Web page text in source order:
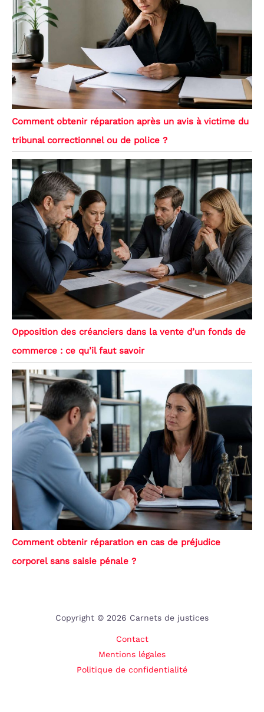
Comment obtenir réparation après un avis à victime du
tribunal correctionnel ou de police ?
Opposition des créanciers dans la vente d’un fonds de
commerce : ce qu’il faut savoir
Comment obtenir réparation en cas de préjudice
corporel sans saisie pénale ?
Copyright © 2026 Carnets de justices
Contact
Mentions légales
Politique de confidentialité